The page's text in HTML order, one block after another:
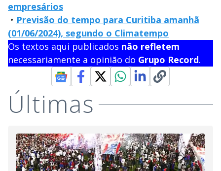
empresários
• Previsão do tempo para Curitiba amanhã
(01/06/2024), segundo o Climatempo
Os textos aqui publicados não refletem
necessariamente a opinião do Grupo Record.
Últimas